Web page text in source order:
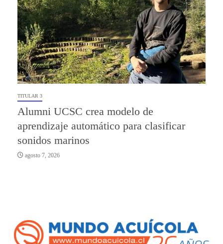
TITULAR 3
Alumni UCSC crea modelo de
aprendizaje automático para clasificar
sonidos marinos
agosto 7, 2026